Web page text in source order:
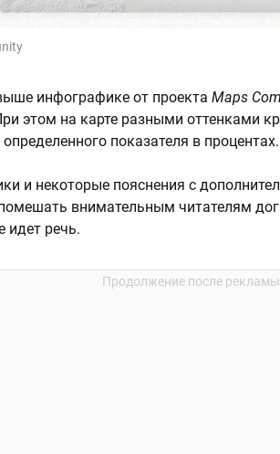
инфографике от проекта Maps
этом на карте разными оттенками
показателя в процентах.
и некоторые пояснения с
внимательным читателям
идет речь.